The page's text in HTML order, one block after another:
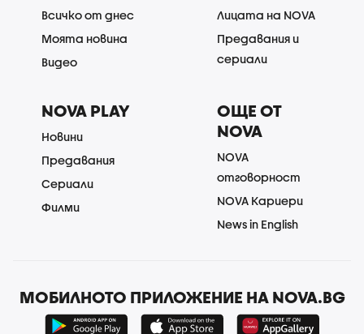
Всичко от днес
Моята новина
Видео
Лицата на NOVA
Предавания и
сериали
NOVA PLAY
Новини
Предавания
Сериали
Филми
ОЩЕ ОТ
NOVA
NOVA
отговорност
NOVA Кариери
News in English
МОБИЛНОТО ПРИЛОЖЕНИЕ НА NOVA.BG